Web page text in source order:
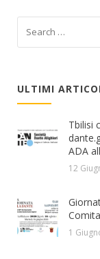
ULTIMI
Tbilisi
ADA
12
1